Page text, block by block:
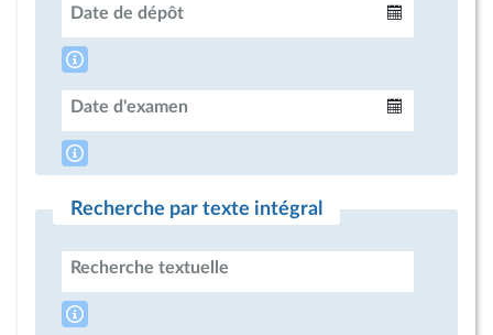
Date de dépôt
Date d'examen
Recherche par texte intégral
Recherche textuelle